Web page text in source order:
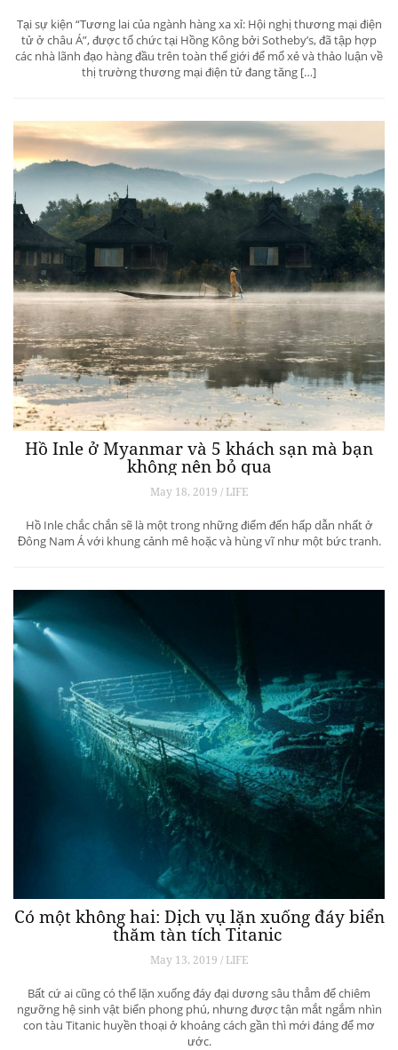
Tại sự kiện “Tương lai của ngành hàng xa xỉ: Hội nghị thương mại điện
tử ở châu Á”, được tổ chức tại Hồng Kông bởi Sotheby’s, đã tập hợp
các nhà lãnh đạo hàng đầu trên toàn thế giới để mổ xẻ và thảo luận về
thị trường thương mại điện tử đang tăng […]
Hồ Inle ở Myanmar và 5 khách sạn mà bạn
không nên bỏ qua
May 18, 2019 / LIFE
Hồ Inle chắc chắn sẽ là một trong những điểm đến hấp dẫn nhất ở
Đông Nam Á với khung cảnh mê hoặc và hùng vĩ như một bức tranh.
Có một không hai: Dịch vụ lặn xuống đáy biển
thăm tàn tích Titanic
May 13, 2019 / LIFE
Bất cứ ai cũng có thể lặn xuống đáy đại dương sâu thẳm để chiêm
ngưỡng hệ sinh vật biển phong phú, nhưng được tận mắt ngắm nhìn
con tàu Titanic huyền thoại ở khoảng cách gần thì mới đáng để mơ
ước.